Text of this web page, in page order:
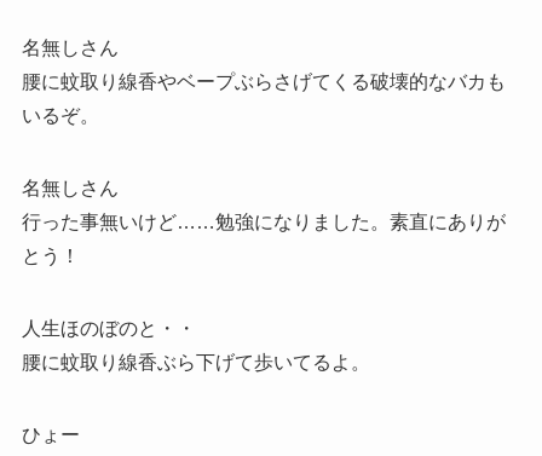
名無しさん
腰に蚊取り線香やベープぶらさげてくる破壊的なバカも
いるぞ。
名無しさん
行った事無いけど……勉強になりました。素直にありが
とう！
人生ほのぼのと・・
腰に蚊取り線香ぶら下げて歩いてるよ。
ひょー